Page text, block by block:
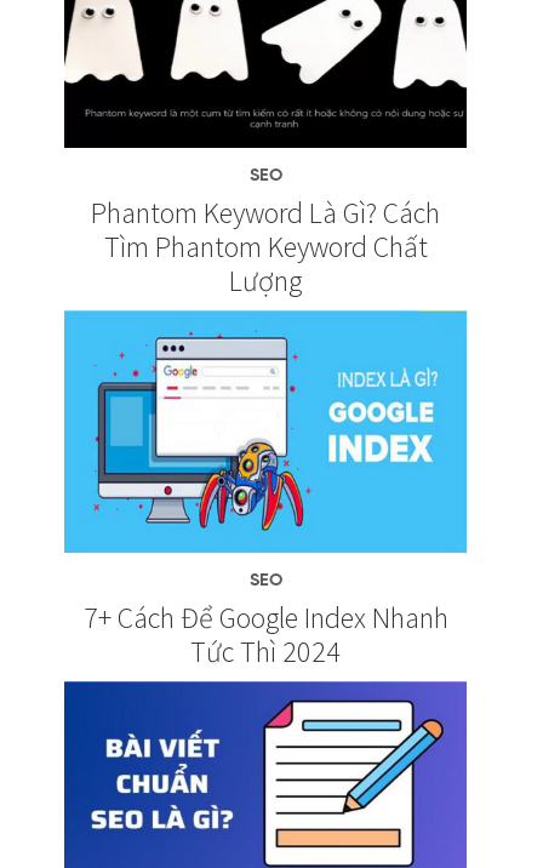
SEO
Phantom Keyword Là Gì? Cách
Tìm Phantom Keyword Chất
Lượng
SEO
7+ Cách Để Google Index Nhanh
Tức Thì 2024